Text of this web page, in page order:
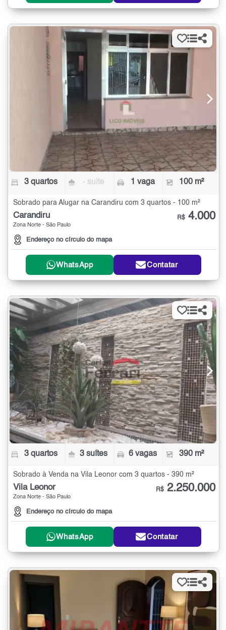
3 quartos - suíte 1 vaga 100 m²
Sobrado para Alugar na Carandiru com 3 quartos - 100 m²
Carandiru
Zona Norte - São Paulo
Endereço no círculo do mapa
R$ 4.000
WhatsApp Contatar
3 quartos 3 suítes 6 vagas 390 m²
Sobrado à Venda na Vila Leonor com 3 quartos - 390 m²
Vila Leonor
Zona Norte - São Paulo
Endereço no círculo do mapa
R$ 2.250.000
WhatsApp Contatar